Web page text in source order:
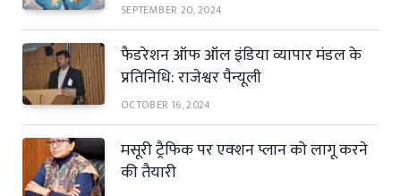
SEPTEMBER 20, 2024
फैडरेशन ऑफ ऑल इंडिया व्यापार मंडल के
प्रतिनिधि: राजेश्वर पैन्यूली
OCTOBER 16, 2024
मसूरी ट्रैफिक पर एक्शन प्लान को लागू करने
की तैयारी